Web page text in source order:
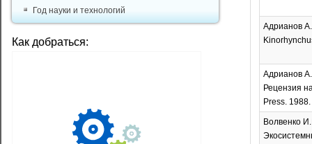
Адрианов
Адрианов
Рецензия
Press.
Волвенко
Год науки и технологий
Как добраться: